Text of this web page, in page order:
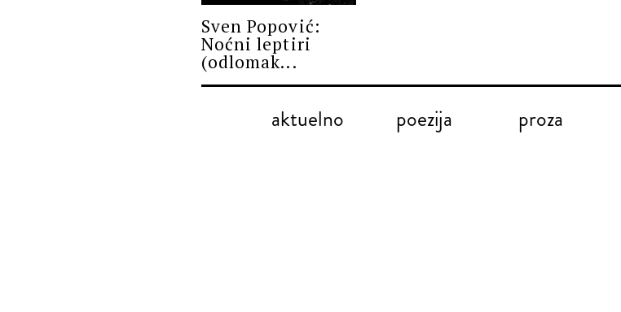
Sven Popović:
Noćni leptiri
(odlomak...
aktuelno poezija proza